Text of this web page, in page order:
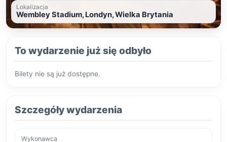
Lokalizacja
Wembley Stadium, Londyn, Wielka Brytania
To wydarzenie już się odbyło
Bilety nie są już dostępne.
Szczegóły wydarzenia
Wykonawca